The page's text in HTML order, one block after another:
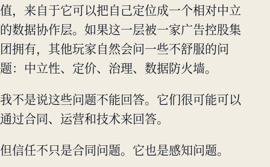
值，来自于它可以把自己定位成一个相对中立
的数据协作层。如果这一层被一家广告控股集
团拥有，其他玩家自然会问一些不舒服的问
题：中立性、定价、治理、数据防火墙。
我不是说这些问题不能回答。它们很可能可以
通过合同、运营和技术来回答。
但信任不只是合同问题。它也是感知问题。